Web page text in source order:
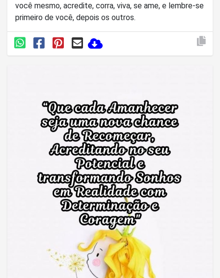
você mesmo, acredite, corra, viva, se ame, e lembre-se
primeiro de você, depois os outros.